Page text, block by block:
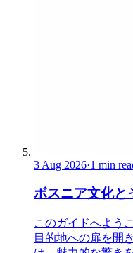
3 Aug 2026·1 min
ボスニア文化と
このガイドへよう
目的地への扉を開